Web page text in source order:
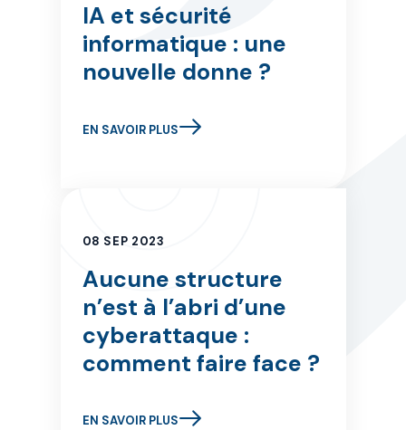
IA et sécurité
informatique : une
nouvelle donne ?
EN SAVOIR PLUS
08 SEP 2023
Aucune structure
n’est à l’abri d’une
cyberattaque :
comment faire face ?
EN SAVOIR PLUS